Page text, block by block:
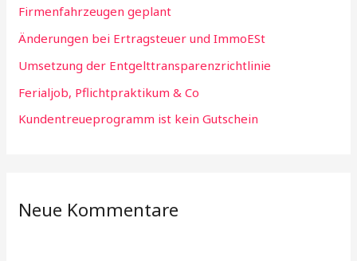
o
r
:
Firmenfahrzeugen geplant
Änderungen bei Ertragsteuer und ImmoESt
Umsetzung der Entgelttransparenzrichtlinie
Ferialjob, Pflichtpraktikum & Co
Kundentreueprogramm ist kein Gutschein
Neue Kommentare